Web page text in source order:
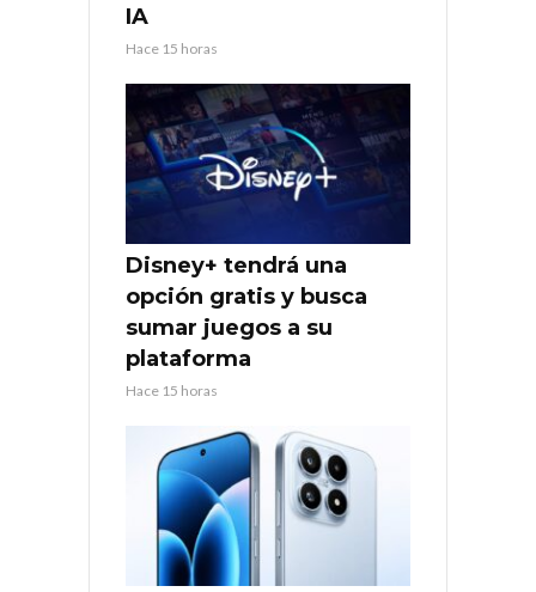
IA
Hace 15 horas
Disney+ tendrá una
opción gratis y busca
sumar juegos a su
plataforma
Hace 15 horas